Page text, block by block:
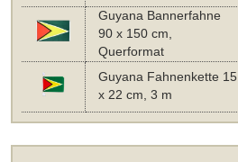
Guyana Bannerfahne
90 x 150 cm,
Querformat
Guyana Fahnenkette 15
x 22 cm, 3 m